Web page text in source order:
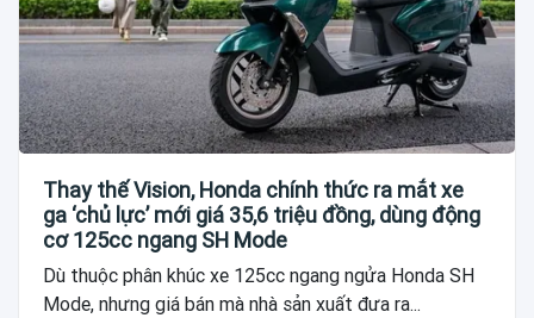
Thay thế Vision, Honda chính thức ra mắt xe
ga ‘chủ lực’ mới giá 35,6 triệu đồng, dùng động
cơ 125cc ngang SH Mode
Dù thuộc phân khúc xe 125cc ngang ngửa Honda SH
Mode, nhưng giá bán mà nhà sản xuất đưa ra...